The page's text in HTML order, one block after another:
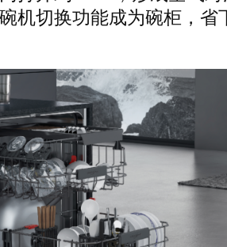
机切换功能成为碗柜，省